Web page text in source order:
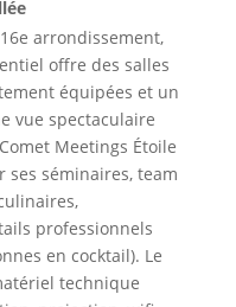
arrondissement,
offre des salles
équipées et un
vue spectaculaire
Meetings Étoile
ses séminaires, team
professionnels
en cocktail). Le
technique